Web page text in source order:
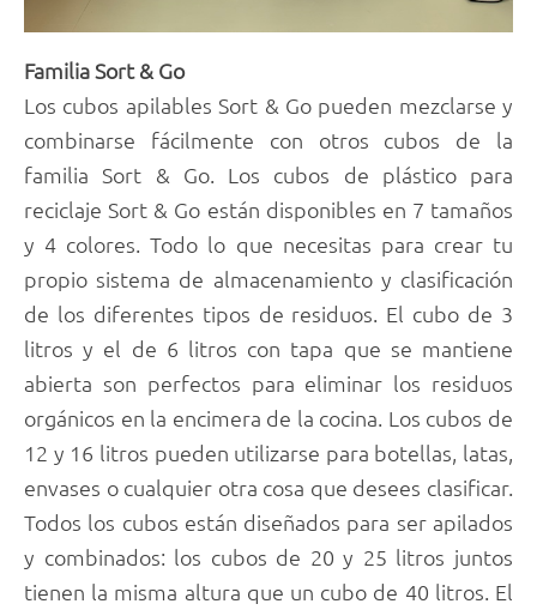
Familia Sort & Go
Los cubos apilables Sort & Go pueden mezclarse y
combinarse fácilmente con otros cubos de la
familia Sort & Go. Los cubos de plástico para
reciclaje Sort & Go están disponibles en 7 tamaños
y 4 colores. Todo lo que necesitas para crear tu
propio sistema de almacenamiento y clasificación
de los diferentes tipos de residuos. El cubo de 3
litros y el de 6 litros con tapa que se mantiene
abierta son perfectos para eliminar los residuos
orgánicos en la encimera de la cocina. Los cubos de
12 y 16 litros pueden utilizarse para botellas, latas,
envases o cualquier otra cosa que desees clasificar.
Todos los cubos están diseñados para ser apilados
y combinados: los cubos de 20 y 25 litros juntos
tienen la misma altura que un cubo de 40 litros. El